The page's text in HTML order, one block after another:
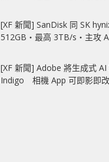
[XF 新聞] SanDisk 同 SK
512GB‧最高 3TB/s‧主攻
[XF 新聞] Adobe 將生成式
Indigo 相機 App 可即影即